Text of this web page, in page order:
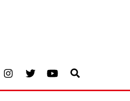
Facebook Youtube